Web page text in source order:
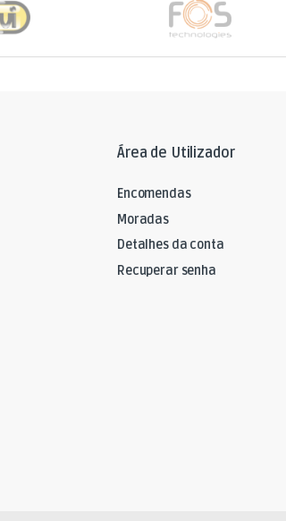
Área de Utilizador
Encomendas
Moradas
Detalhes da conta
Recuperar senha